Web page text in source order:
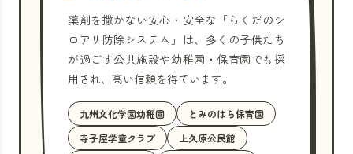
薬剤を撒かない安心・安全な「らくだのシ
ロアリ防除システム」は、多くの子供たち
が過ごす公共施設や幼稚園・保育園でも採
用され、高い信頼を得ています。
九州文化学園幼稚園
とみのはら保育園
寺子屋学童クラブ
上久原公民館